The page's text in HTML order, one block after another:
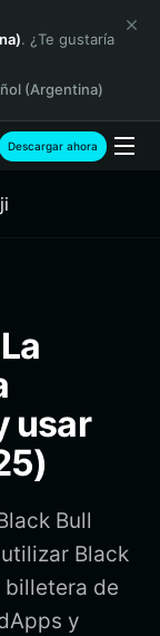
. ¿Te gustaría
(Argentina)
Descargar ahora
usar
Bull
Black
billetera de
y